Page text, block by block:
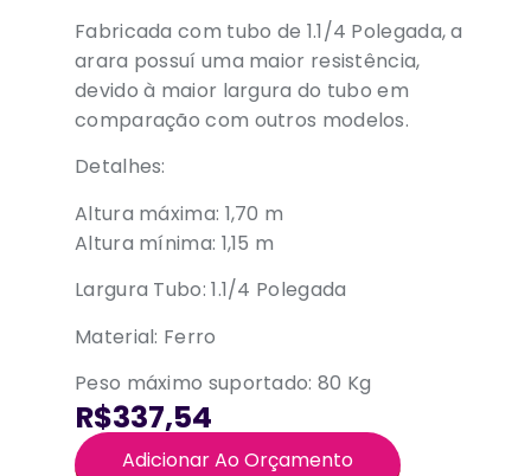
Fabricada com tubo de 1.1/4 Polegada, a
arara possuí uma maior resistência,
devido à maior largura do tubo em
comparação com outros modelos.
Detalhes:
Altura máxima: 1,70 m
Altura mínima: 1,15 m
Largura Tubo: 1.1/4 Polegada
Material: Ferro
Peso máximo suportado: 80 Kg
R$337,54
Adicionar Ao Orçamento